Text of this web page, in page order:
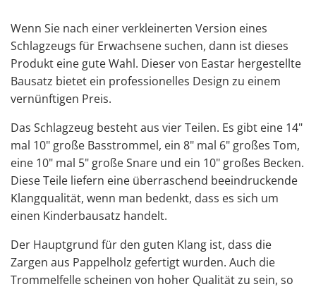
Wenn Sie nach einer verkleinerten Version eines
Schlagzeugs für Erwachsene suchen, dann ist dieses
Produkt eine gute Wahl. Dieser von Eastar hergestellte
Bausatz bietet ein professionelles Design zu einem
vernünftigen Preis.
Das Schlagzeug besteht aus vier Teilen. Es gibt eine 14"
mal 10" große Basstrommel, ein 8" mal 6" großes Tom,
eine 10" mal 5" große Snare und ein 10" großes Becken.
Diese Teile liefern eine überraschend beeindruckende
Klangqualität, wenn man bedenkt, dass es sich um
einen Kinderbausatz handelt.
Der Hauptgrund für den guten Klang ist, dass die
Zargen aus Pappelholz gefertigt wurden. Auch die
Trommelfelle scheinen von hoher Qualität zu sein, so